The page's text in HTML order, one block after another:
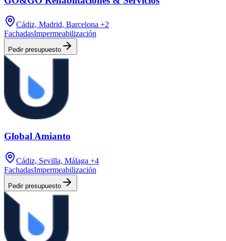
Cádiz, Madrid, Barcelona +2
FachadasImpermeabilización
Pedir presupuesto
Global Amianto
Cádiz, Sevilla, Málaga +4
FachadasImpermeabilización
Pedir presupuesto